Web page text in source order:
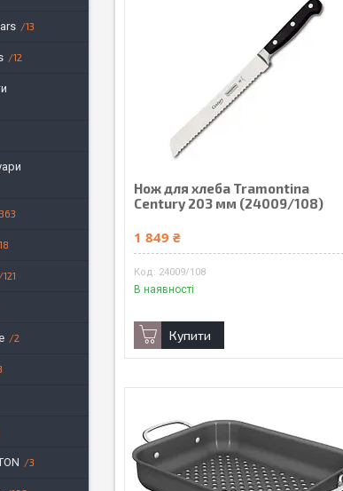
Нож для хлеба Tramontina
Century 203 мм (24009/108)
1 849 ₴
24009/108
В наявності
Купити
13
12
363
121
2
3